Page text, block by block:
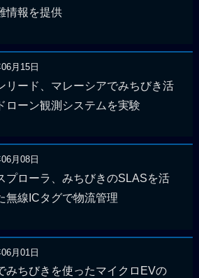
情報を提供
月15日
リード、マレーシアでみちびき活
ローン観測システムを実験
月08日
プローラ、みちびきのSLASを活
無線ICタグで物流管理
月01日
みちびきを使ったマイクロEVの